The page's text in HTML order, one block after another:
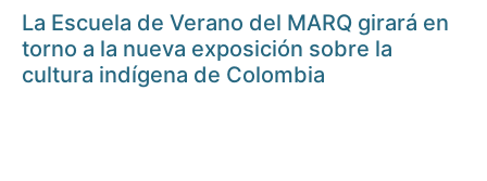
La Escuela de Verano del MARQ girará en
torno a la nueva exposición sobre la
cultura indígena de Colombia